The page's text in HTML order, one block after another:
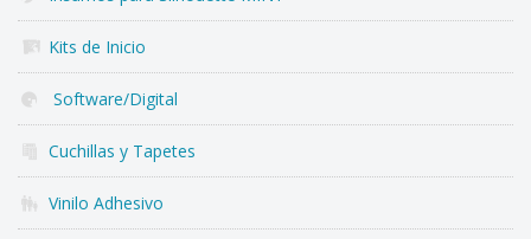
Kits de Inicio
Software/Digital
Cuchillas y Tapetes
Vinilo Adhesivo